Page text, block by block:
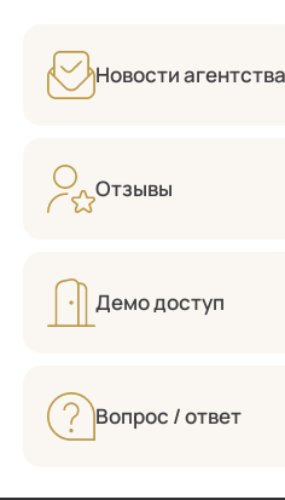
Новости агентства
Отзывы
Демо доступ
Вопрос / ответ